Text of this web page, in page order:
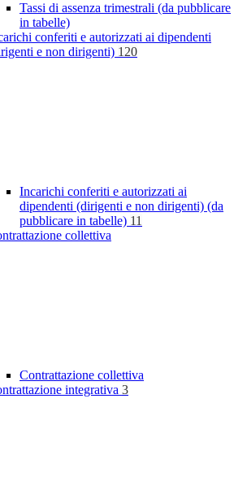
Tassi di assenza trimestrali (da pubblicare
in tabelle)
conferiti e autorizzati ai dipendenti
e non dirigenti) 120
Incarichi conferiti e autorizzati ai
dipendenti (dirigenti e non dirigenti) (da
pubblicare in tabelle) 11
collettiva
Contrattazione collettiva
integrativa 3